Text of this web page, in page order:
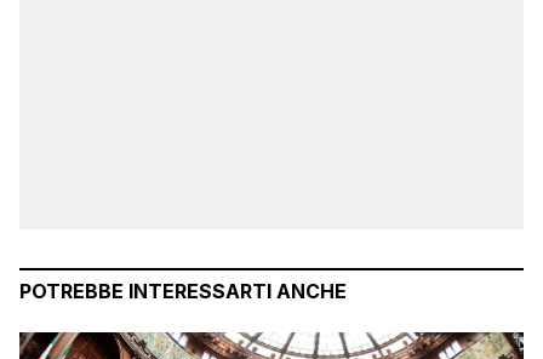
POTREBBE INTERESSARTI ANCHE